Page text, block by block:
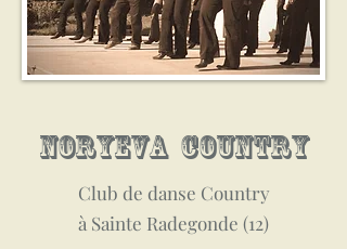
NORYEVA COUNTRY
Club de danse Country
à Sainte Radegonde (12)